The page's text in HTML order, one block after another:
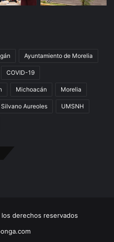
Ayuntamiento de Morelia
COVID-19
Michoacán Morelia
Silvano Aureoles UMSNH
derechos reservados